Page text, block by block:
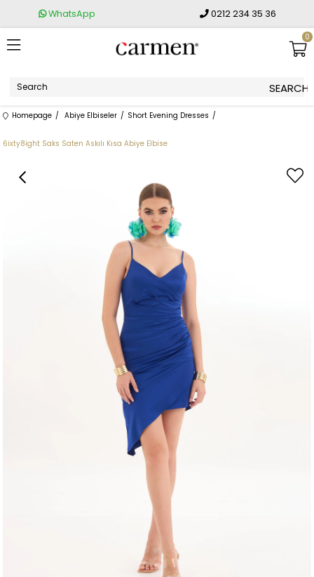
WhatsApp 0212 234 35 36
0
Homepage Abiye Elbiseler Short Evening Dresses
6ixty8ight Saks Saten Askılı Kısa Abiye Elbise